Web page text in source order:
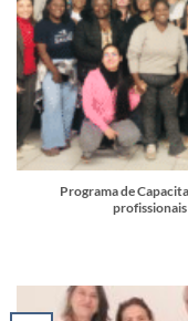
Programa de
profissionais